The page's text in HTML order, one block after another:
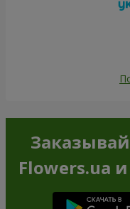
Flowers.ua